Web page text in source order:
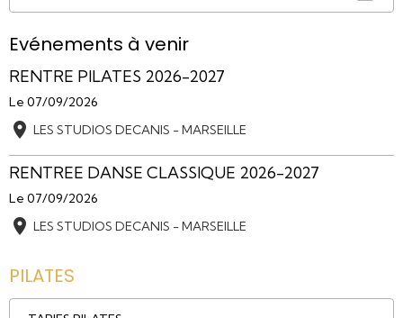
Evénements à venir
RENTRE PILATES 2026-2027
Le 07/09/2026
LES STUDIOS DECANIS - MARSEILLE
RENTREE DANSE CLASSIQUE 2026-2027
Le 07/09/2026
LES STUDIOS DECANIS - MARSEILLE
PILATES